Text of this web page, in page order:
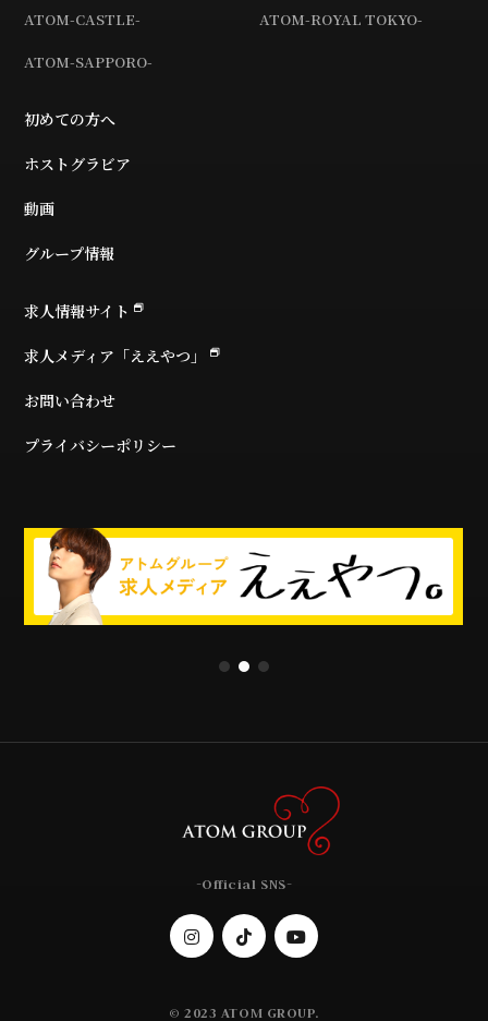
ATOM-CASTLE- ATOM-ROYAL TOKYO-
ATOM-SAPPORO-
初めての方へ
ホストグラビア
動画
グループ情報
求人情報サイト
求人メディア「ええやつ」
お問い合わせ
プライバシーポリシー
-Official SNS-
© 2023 ATOM GROUP.